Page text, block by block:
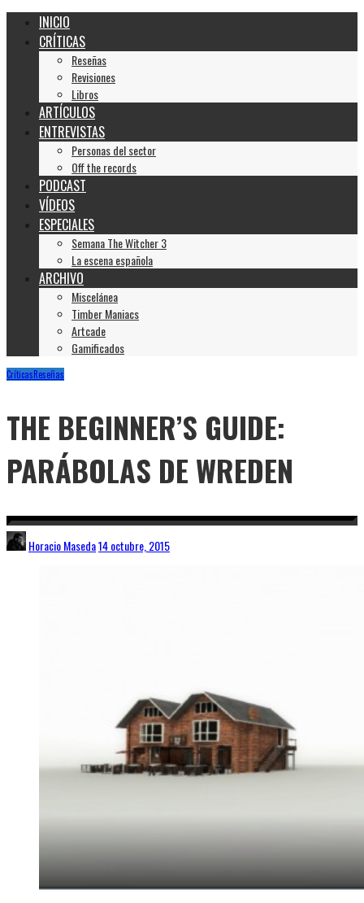
INICIO
CRÍTICAS
Reseñas
Revisiones
Libros
ARTÍCULOS
ENTREVISTAS
Personas del sector
Off the records
PODCAST
VÍDEOS
ESPECIALES
Semana The Witcher 3
La escena española
ARCHIVO
Miscelánea
Timber Maniacs
Artcade
Gamificados
CríticasReseñas
THE BEGINNER’S GUIDE:
PARÁBOLAS DE WREDEN
Horacio Maseda14 octubre, 2015